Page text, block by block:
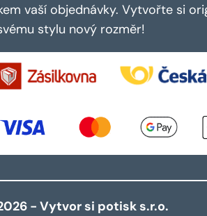
vaší objednávky. Vytvořte si
stylu nový rozměr!
- Vytvor si potisk s.r.o.